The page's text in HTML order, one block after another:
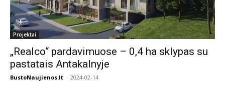
Projektai
„Realco“ pardavimuose – 0,4 ha sklypas su
pastatais Antakalnyje
BustoNaujienos.lt - 2024-02-14